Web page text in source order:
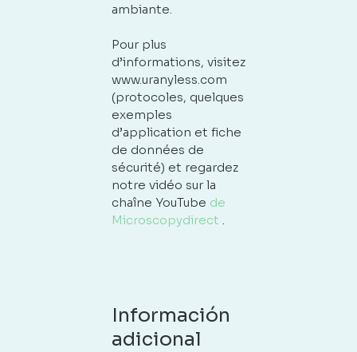
ambiante.
Pour plus
d’informations, visitez
www.uranyless.com
(protocoles, quelques
exemples
d’application et fiche
de données de
sécurité) et regardez
notre vidéo sur la
chaîne YouTube de
Microscopydirect .
Información
adicional